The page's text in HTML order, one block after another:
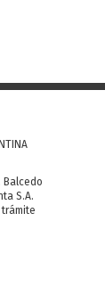
Balcedo
S.A.
trámite